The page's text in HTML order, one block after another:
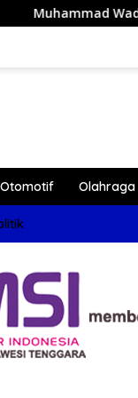
Reses
Otomotif Olahraga